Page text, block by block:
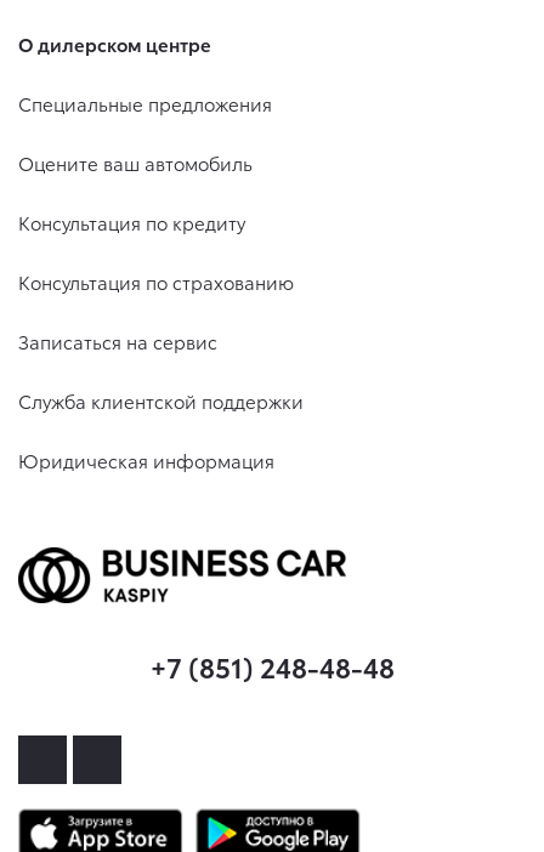
О дилерском центре
Специальные предложения
Оцените ваш автомобиль
Консультация по кредиту
Консультация по страхованию
Записаться на сервис
Служба клиентской поддержки
Юридическая информация
+7 (851) 248-48-48